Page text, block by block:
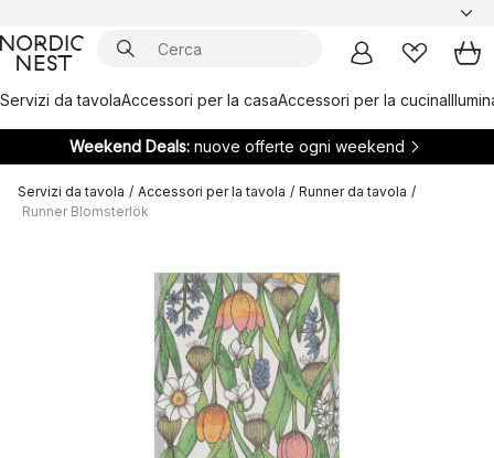
Servizi da tavolaAccessori per la casaAccessori per la cucina
Weekend Deals: nuove offerte ogni weekend
Servizi da tavola / Accessori per la tavola / Runner da tavola /
Runner Blomsterlök